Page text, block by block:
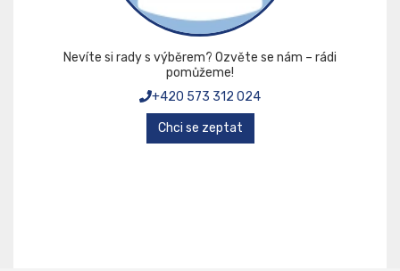
Nevíte si rady s výběrem? Ozvěte se nám – rádi
pomůžeme!
+420 573 312 024
Chci se zeptat